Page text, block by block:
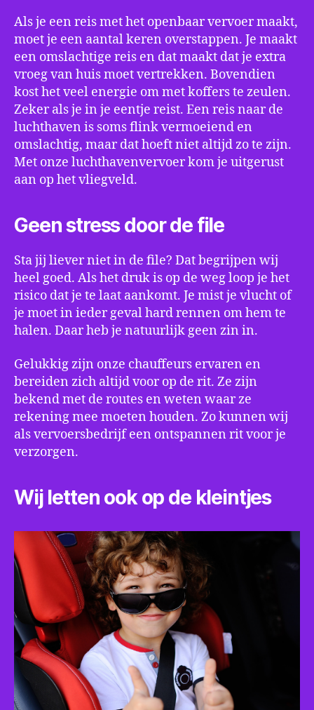
Als je een reis met het openbaar vervoer maakt,
moet je een aantal keren overstappen. Je maakt
een omslachtige reis en dat maakt dat je extra
vroeg van huis moet vertrekken. Bovendien
kost het veel energie om met koffers te zeulen.
Zeker als je in je eentje reist. Een reis naar de
luchthaven is soms flink vermoeiend en
omslachtig, maar dat hoeft niet altijd zo te zijn.
Met onze luchthavenvervoer kom je uitgerust
aan op het vliegveld.
Geen stress door de file
Sta jij liever niet in de file? Dat begrijpen wij
heel goed. Als het druk is op de weg loop je het
risico dat je te laat aankomt. Je mist je vlucht of
je moet in ieder geval hard rennen om hem te
halen. Daar heb je natuurlijk geen zin in.
Gelukkig zijn onze chauffeurs ervaren en
bereiden zich altijd voor op de rit. Ze zijn
bekend met de routes en weten waar ze
rekening mee moeten houden. Zo kunnen wij
als vervoersbedrijf een ontspannen rit voor je
verzorgen.
Wij letten ook op de kleintjes